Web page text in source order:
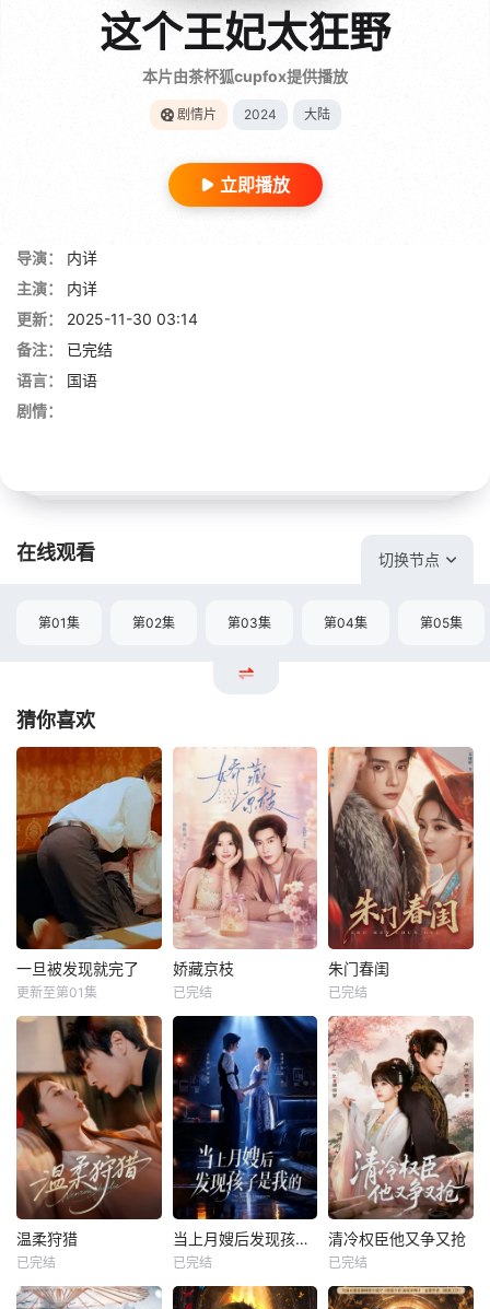
这个王妃太狂野
本片由茶杯狐cupfox提供播放
剧情片 2024 大陆
立即播放
导演：
内详
主演：
内详
更新：
2025-11-30 03:14
备注：
已完结
语言：
国语
剧情：
在线观看 切换节点
第01集 第02集 第03集 第04集 第05集
猜你喜欢
一旦被发现就完了
更新至第01集
娇藏京枝
已完结
朱门春闺
已完结
温柔狩猎
已完结
当上月嫂后发现孩子是我的
已完结
清冷权臣他又争又抢
已完结